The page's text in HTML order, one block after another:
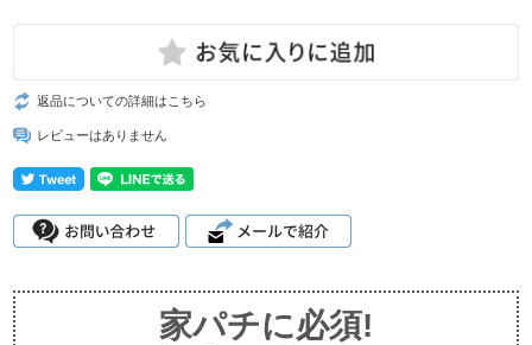
返品についての詳細はこちら
レビューはありません
家パチに必須!